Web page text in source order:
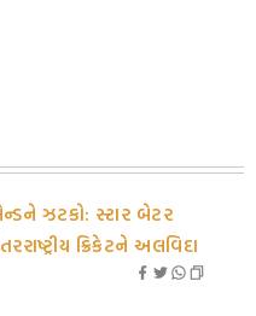
ઝટકો: સ્ટાર બેટર
ક્રિકેટને અલવિદા